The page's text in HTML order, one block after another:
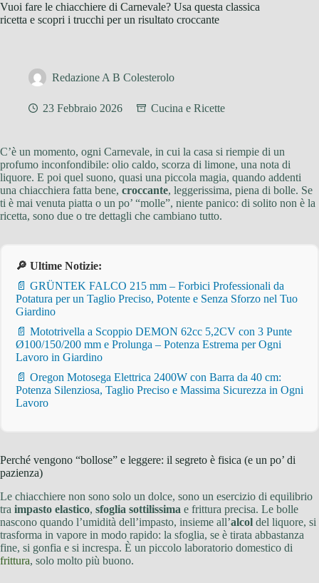
Vuoi fare le chiacchiere di Carnevale? Usa questa classica
ricetta e scopri i trucchi per un risultato croccante
Redazione A B Colesterolo
23 Febbraio 2026 Cucina e Ricette
C’è un momento, ogni Carnevale, in cui la casa si riempie di un
profumo inconfondibile: olio caldo, scorza di limone, una nota di
liquore. E poi quel suono, quasi una piccola magia, quando addenti
una chiacchiera fatta bene, croccante, leggerissima, piena di bolle. Se
ti è mai venuta piatta o un po’ “molle”, niente panico: di solito non è la
ricetta, sono due o tre dettagli che cambiano tutto.
🔎 Ultime Notizie:
📄 GRÜNTEK FALCO 215 mm – Forbici Professionali da
Potatura per un Taglio Preciso, Potente e Senza Sforzo nel Tuo
Giardino
📄 Mototrivella a Scoppio DEMON 62cc 5,2CV con 3 Punte
Ø100/150/200 mm e Prolunga – Potenza Estrema per Ogni
Lavoro in Giardino
📄 Oregon Motosega Elettrica 2400W con Barra da 40 cm:
Potenza Silenziosa, Taglio Preciso e Massima Sicurezza in Ogni
Lavoro
Perché vengono “bollose” e leggere: il segreto è fisica (e un po’ di
pazienza)
Le chiacchiere non sono solo un dolce, sono un esercizio di equilibrio
tra impasto elastico, sfoglia sottilissima e frittura precisa. Le bolle
nascono quando l’umidità dell’impasto, insieme all’alcol del liquore, si
trasforma in vapore in modo rapido: la sfoglia, se è tirata abbastanza
fine, si gonfia e si increspa. È un piccolo laboratorio domestico di
frittura, solo molto più buono.